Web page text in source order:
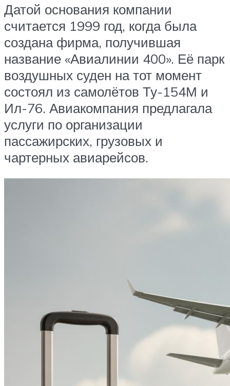
Датой основания компании
считается 1999 год, когда была
создана фирма, получившая
название «Авиалинии 400». Её парк
воздушных суден на тот момент
состоял из самолётов Ту-154М и
Ил-76. Авиакомпания предлагала
услуги по организации
пассажирских, грузовых и
чартерных авиарейсов.